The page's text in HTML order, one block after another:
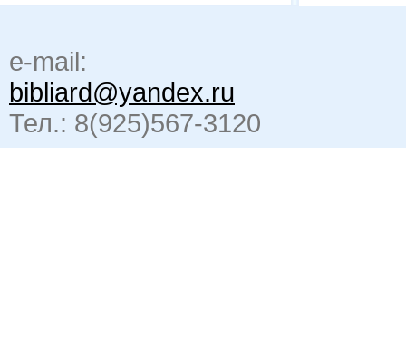
e-mail:
bibliard@yandex.ru
Тел.: 8(925)567-3120